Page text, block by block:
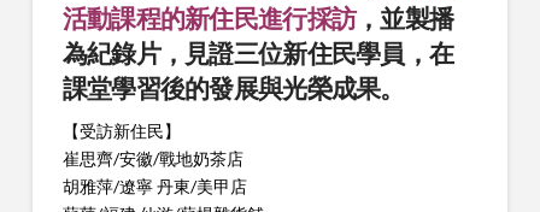
活動課程的新住民進行採訪，並製播
為紀錄片，見證三位新住民學員，在
課堂學習後的發展與光榮成果。
【受訪新住民】
崔思齊/安徽/戰地奶茶店
胡雅萍/遼寧 丹東/美甲店